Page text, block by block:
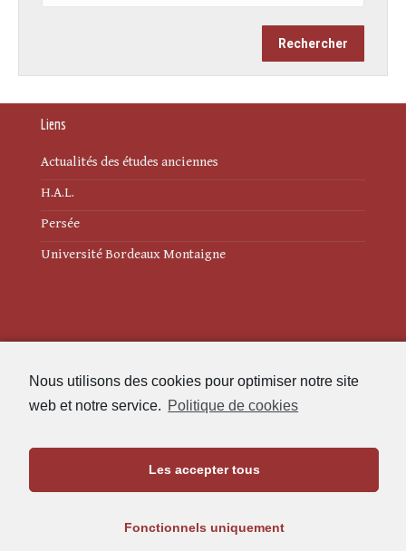
Nous utilisons des cookies pour optimiser notre site
web et notre service. Politique de cookies
Les accepter tous
Fonctionnels uniquement
Liens
Actualités des études anciennes
H.A.L.
Persée
Université Bordeaux Montaigne
Politique de cookies (UE)
Maison de l'Archéologie